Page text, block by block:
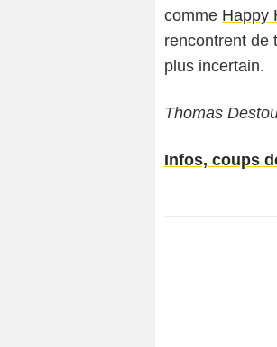
comme Happy
rencontrent de
plus incertain.
Thomas
Infos, coups